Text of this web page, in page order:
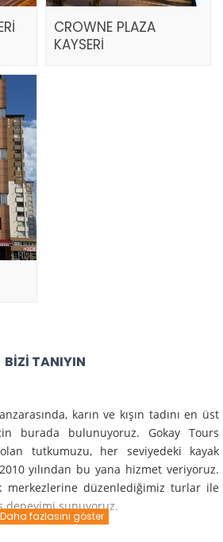
CROWNE PLAZA
KAYSERİ
BIZI TANIYIN
karın ve kışın tadını en üst
burada bulunuyoruz. Gokay Tours
tutkumuzu, her seviyedeki kayak
yılından bu yana hizmet veriyoruz.
merkezlerine düzenlediğimiz turlar ile
deneyimi sunuyoruz.